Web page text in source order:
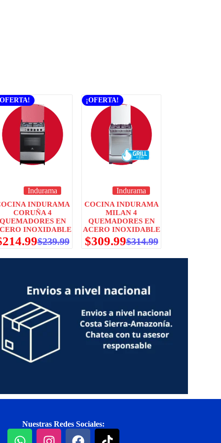
Indurama
INDURAMA
CORUÑA 4
EN
INOXIDABLE
$239.99
214.99
¡OFERTA!
Indurama
COCINA INDURAMA
MILAN 4
QUEMADORES EN
ACERO INOXIDABLE
$314.99
$309.99
Nuestras Redes Sociales: